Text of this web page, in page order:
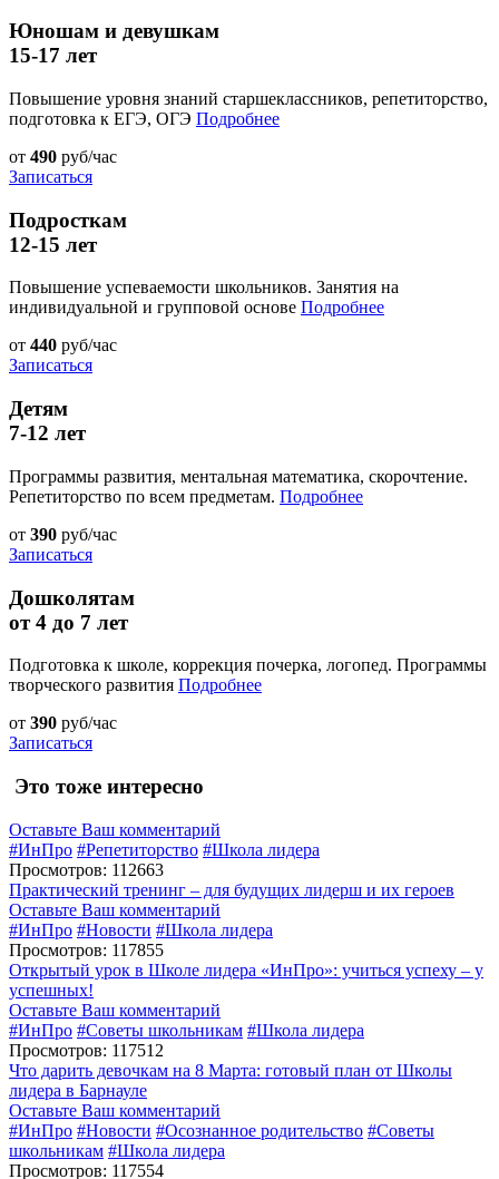
Юношам и девушкам
15-17 лет
Повышение уровня знаний старшеклассников, репетиторство,
подготовка к ЕГЭ, ОГЭ Подробнее
от 490 руб/час
Записаться
Подросткам
12-15 лет
Повышение успеваемости школьников. Занятия на
индивидуальной и групповой основе Подробнее
от 440 руб/час
Записаться
Детям
7-12 лет
Программы развития, ментальная математика, скорочтение.
Репетиторство по всем предметам. Подробнее
от 390 руб/час
Записаться
Дошколятам
от 4 до 7 лет
Подготовка к школе, коррекция почерка, логопед. Программы
творческого развития Подробнее
от 390 руб/час
Записаться
Это тоже интересно
Оставьте Ваш комментарий
#ИнПро #Репетиторство #Школа лидера
Просмотров: 112663
Практический тренинг – для будущих лидерш и их героев
Оставьте Ваш комментарий
#ИнПро #Новости #Школа лидера
Просмотров: 117855
Открытый урок в Школе лидера «ИнПро»: учиться успеху – у
успешных!
Оставьте Ваш комментарий
#ИнПро #Советы школьникам #Школа лидера
Просмотров: 117512
Что дарить девочкам на 8 Марта: готовый план от Школы
лидера в Барнауле
Оставьте Ваш комментарий
#ИнПро #Новости #Осознанное родительство #Советы
школьникам #Школа лидера
Просмотров: 117554